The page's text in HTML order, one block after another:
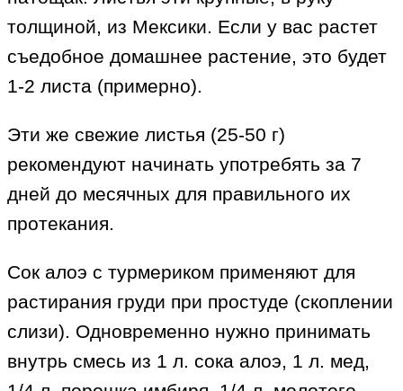
толщиной, из Мексики. Если у вас растет
съедобное домашнее растение, это будет
1-2 листа (примерно).
Эти же свежие листья (25-50 г)
рекомендуют начинать употребять за 7
дней до месячных для правильного их
протекания.
Сок алоэ с турмериком применяют для
растирания груди при простуде (скоплении
слизи). Одновременно нужно принимать
внутрь смесь из 1 л. сока алоэ, 1 л. мед,